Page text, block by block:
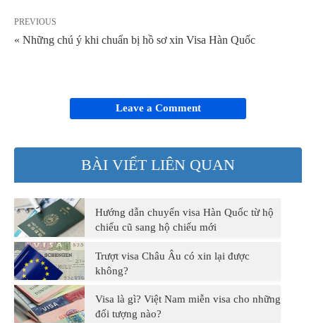
PREVIOUS
« Những chú ý khi chuẩn bị hồ sơ xin Visa Hàn Quốc
Leave a Comment
BÀI VIẾT LIÊN QUAN
Hướng dẫn chuyển visa Hàn Quốc từ hộ
chiếu cũ sang hộ chiếu mới
Trượt visa Châu Âu có xin lại được
không?
Visa là gì? Việt Nam miễn visa cho những
đối tượng nào?